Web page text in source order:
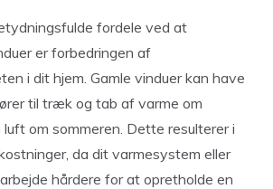
fordele ved at
er forbedringen af
i dit hjem. Gamle vinduer kan have
til træk og tab af varme om
om sommeren. Dette resulterer i
da dit varmesystem eller
hårdere for at opretholde en